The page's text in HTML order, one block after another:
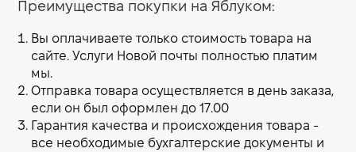
Преимущества покупки на Яблуком:
Вы оплачиваете только стоимость товара на
сайте. Услуги Новой почты полностью платим
мы.
Отправка товара осуществляется в день заказа,
если он был оформлен до 17.00
Гарантия качества и происхождения товара -
все необходимые бухгалтерские документы и